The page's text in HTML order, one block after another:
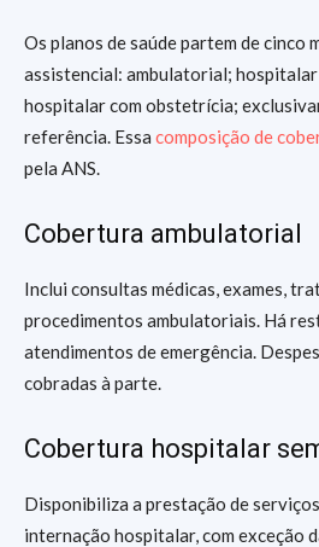
Os planos de saúde partem de cinco
assistencial: ambulatorial;
hospitalar com obstetrícia;
referência. Essa composição de
pela ANS.
Cobertura ambulatorial
Inclui consultas médicas, exames,
procedimentos ambulatoriais. Há
atendimentos de emergência.
cobradas à parte.
Cobertura hospitalar
Disponibiliza a prestação de
internação hospitalar, com exceção